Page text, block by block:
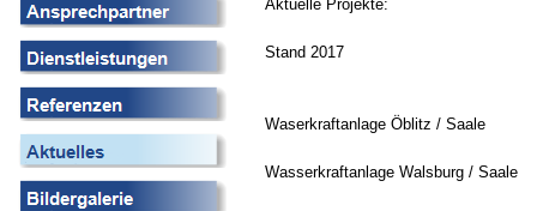
Aktuelle Projekte:
Stand 2017
Waserkraftanlage Öblitz / Saale
Wasserkraftanlage Walsburg / Saale